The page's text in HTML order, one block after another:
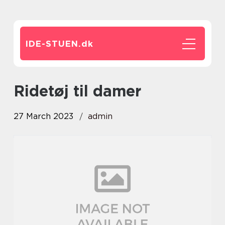
IDE-STUEN.dk
ridetøj til damer
27 March 2023 admin